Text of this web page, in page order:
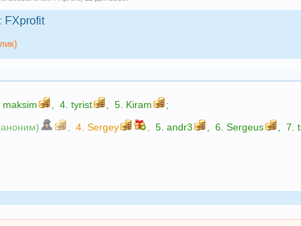
FXprofit
maksim 4.tyrist 5. Kiram
;
4.Sergey 5.andr3 6.Sergeus 7.